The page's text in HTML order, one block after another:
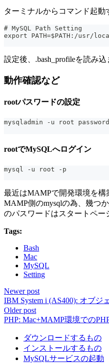
ターミナルからコマンド起動
# MySQL Path Setting
export PATH=$PATH:/usr/
設定後、.bash_profileを読み
動作確認など
rootパスワードの設定
mysqladmin -u root password
rootでMySQLへログイン
mysql -u root -p
最近はMAMPで開発環境を構
MAMP側のmysqlの為、幾つ
のパスワードはスタートペー
Tags:
Bash
Mac
MySQL
Setting
Newer post
IBM System i (AS400): オブ
Older post
PHP: Mac+MAMP環境での
ダウンロードするもの
インストールするもの
MySQLサービスの起動